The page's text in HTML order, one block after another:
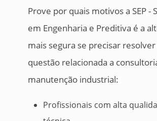
Prove por quais motivos a SEP -
em Engenharia e Preditiva é a
mais segura se precisar
questão relacionada a
manutenção industrial:
Profissionais com alta